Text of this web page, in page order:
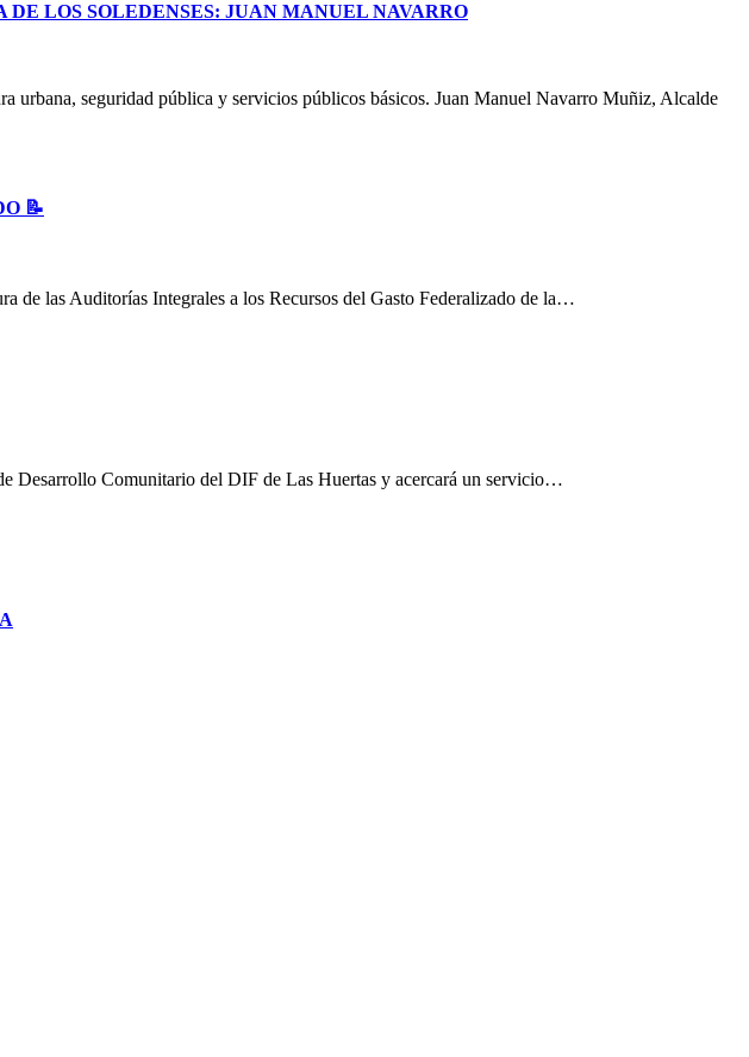
LOS SOLEDENSES: JUAN MANUEL NAVARRO
urbana, seguridad pública y servicios públicos básicos. Juan Manuel Navarro Muñiz, Alcalde
📝
de las Auditorías Integrales a los Recursos del Gasto Federalizado de la…
Desarrollo Comunitario del DIF de Las Huertas y acercará un servicio…